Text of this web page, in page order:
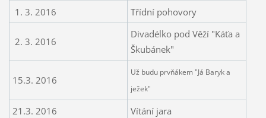
1. 3. 2016 Třídní pohovory
2. 3. 2016
Divadélko pod Věží "Káťa a
Škubánek"
15.3. 2016
Už budu prvňákem "Já Baryk a
ježek"
21.3. 2016
Vítání jara